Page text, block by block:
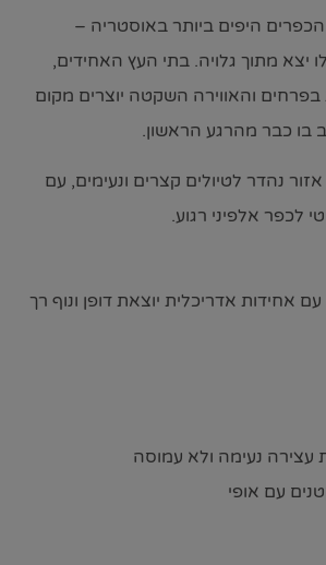
היפים ביותר באוסטריה –
מתוך גלויה. בתי העץ האחידים,
והאווירה השקטה יוצרים מקום
כבר מהרגע הראשון.
נהדר לטיולים קצרים ונעימים, עם
אלפיני רגוע.
אחידות אדריכלית יוצאת דופן ונוף רך
נעימה ולא עמוסה
עם אופי